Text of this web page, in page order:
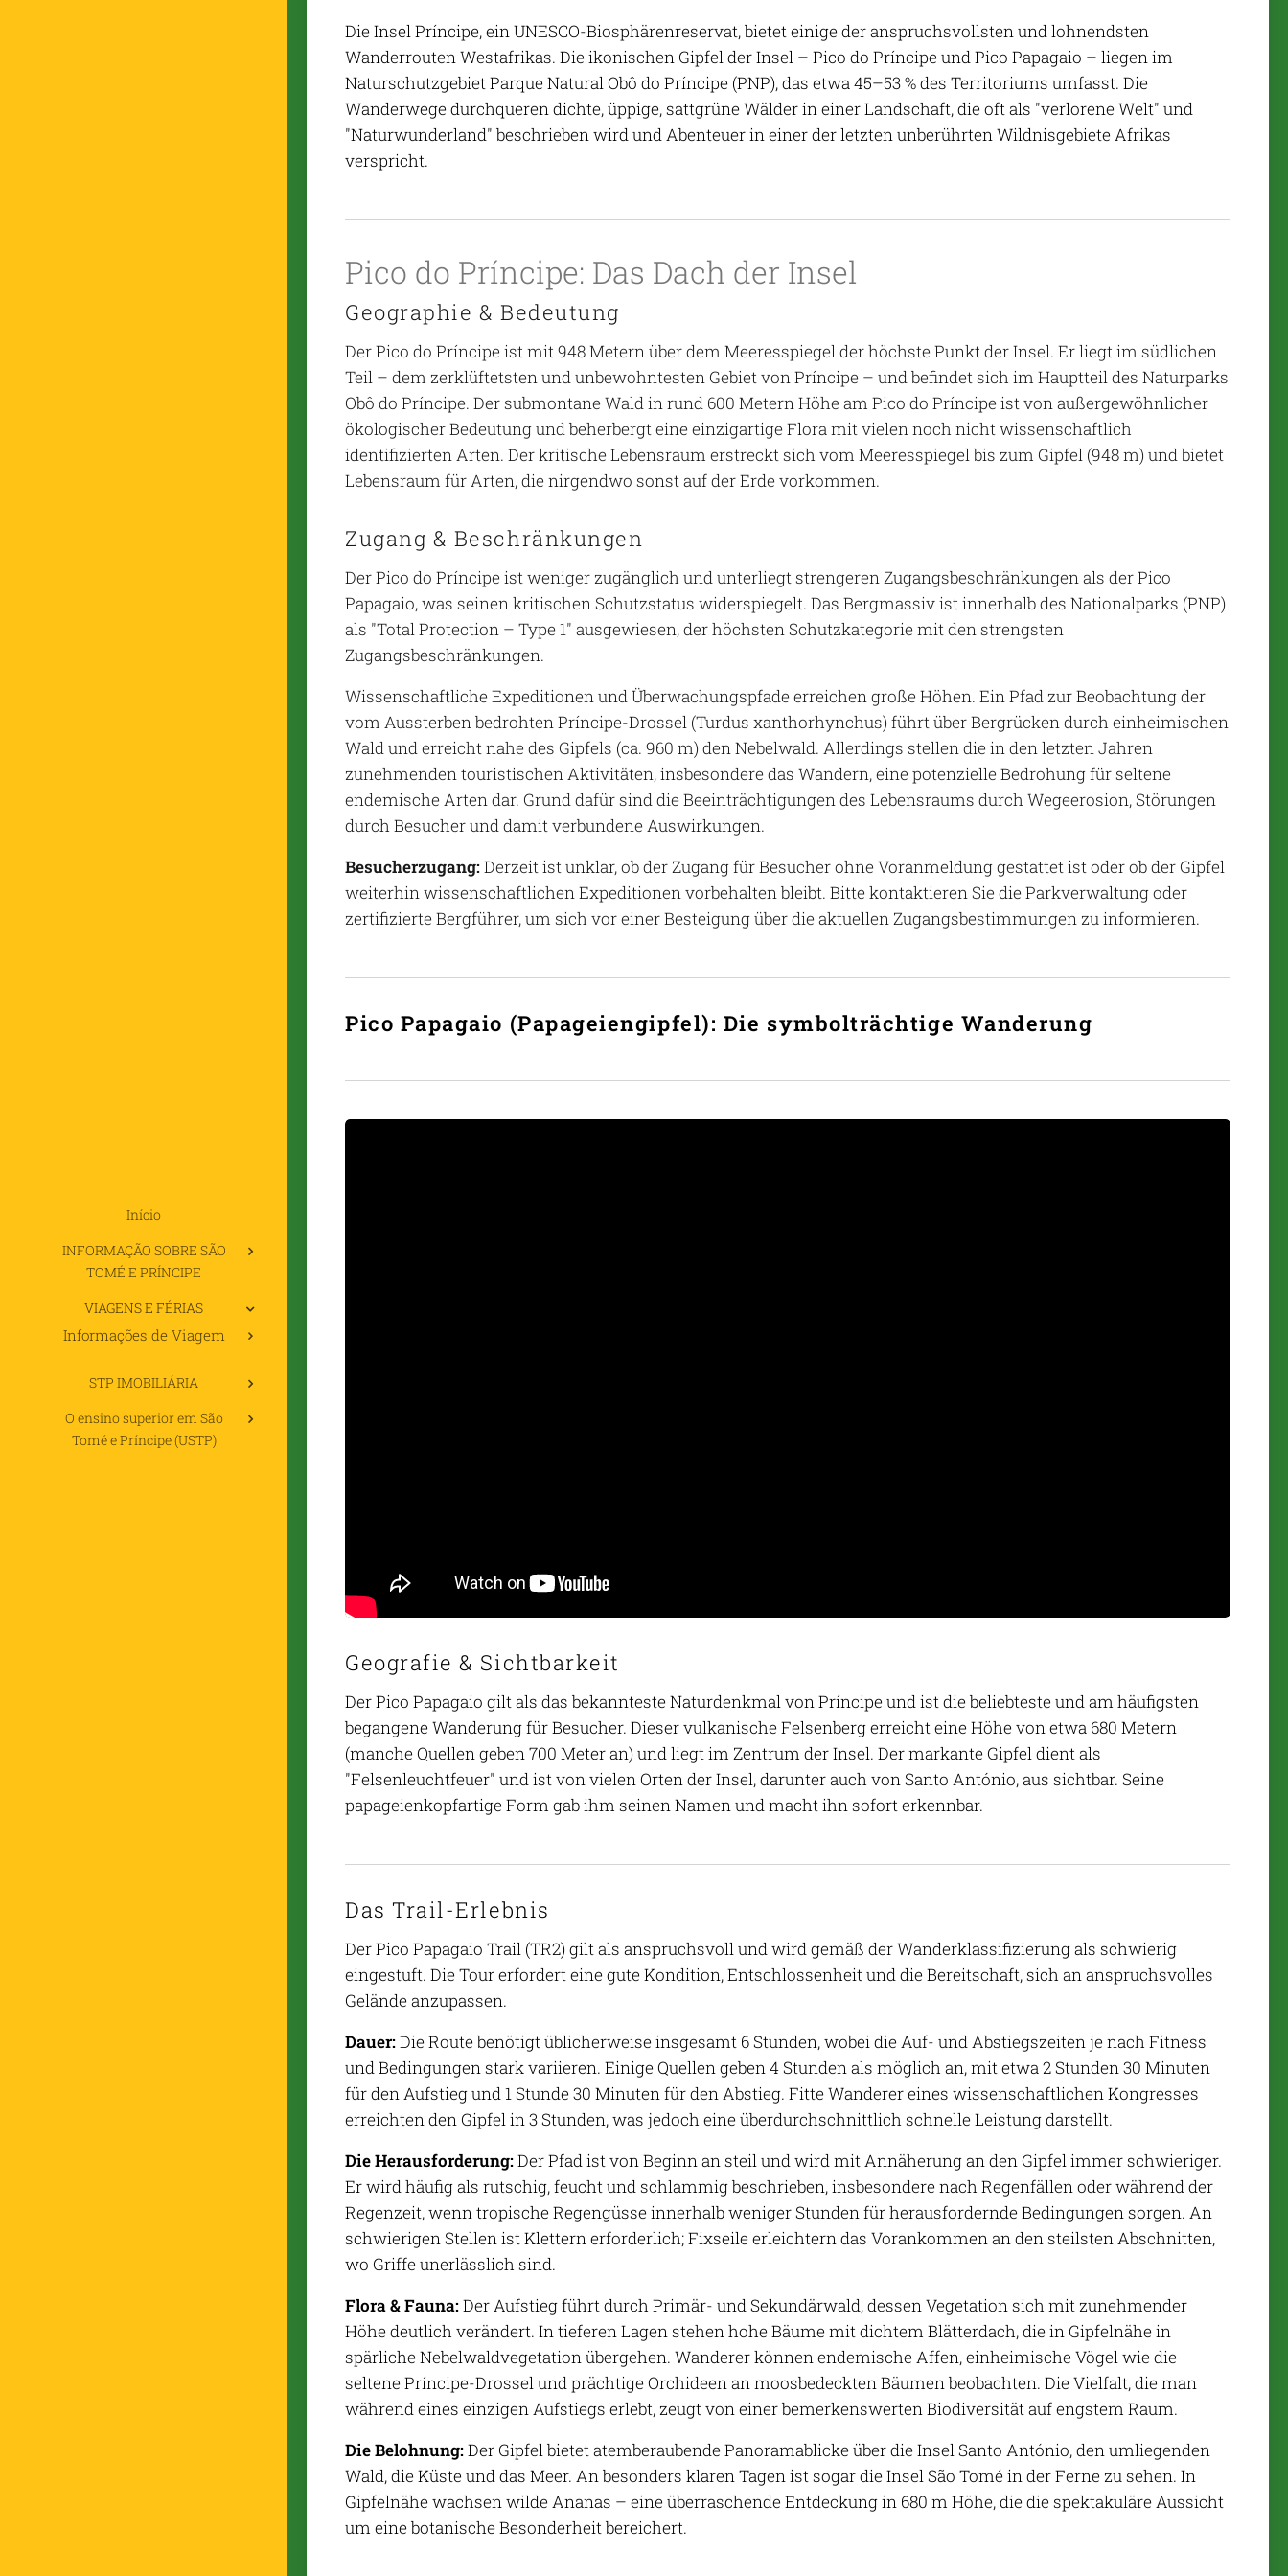
Início
INFORMAÇÃO SOBRE SÃO
TOMÉ E PRÍNCIPE
VIAGENS E FÉRIAS
Informações de Viagem
STP IMOBILIÁRIA
O ensino superior em São
Tomé e Príncipe (USTP)
Die Insel Príncipe, ein UNESCO-Biosphärenreservat, bietet einige der anspruchsvollsten und lohnendsten
Wanderrouten Westafrikas. Die ikonischen Gipfel der Insel – Pico do Príncipe und Pico Papagaio – liegen im
Naturschutzgebiet Parque Natural Obô do Príncipe (PNP), das etwa 45–53 % des Territoriums umfasst. Die
Wanderwege durchqueren dichte, üppige, sattgrüne Wälder in einer Landschaft, die oft als "verlorene Welt" und
"Naturwunderland" beschrieben wird und Abenteuer in einer der letzten unberührten Wildnisgebiete Afrikas
verspricht.
Pico do Príncipe: Das Dach der Insel
Geographie & Bedeutung
Der Pico do Príncipe ist mit 948 Metern über dem Meeresspiegel der höchste Punkt der Insel. Er liegt im südlichen
Teil – dem zerklüftetsten und unbewohntesten Gebiet von Príncipe – und befindet sich im Hauptteil des Naturparks
Obô do Príncipe. Der submontane Wald in rund 600 Metern Höhe am Pico do Príncipe ist von außergewöhnlicher
ökologischer Bedeutung und beherbergt eine einzigartige Flora mit vielen noch nicht wissenschaftlich
identifizierten Arten. Der kritische Lebensraum erstreckt sich vom Meeresspiegel bis zum Gipfel (948 m) und bietet
Lebensraum für Arten, die nirgendwo sonst auf der Erde vorkommen.
Zugang & Beschränkungen
Der Pico do Príncipe ist weniger zugänglich und unterliegt strengeren Zugangsbeschränkungen als der Pico
Papagaio, was seinen kritischen Schutzstatus widerspiegelt. Das Bergmassiv ist innerhalb des Nationalparks (PNP)
als "Total Protection – Type 1" ausgewiesen, der höchsten Schutzkategorie mit den strengsten
Zugangsbeschränkungen.
Wissenschaftliche Expeditionen und Überwachungspfade erreichen große Höhen. Ein Pfad zur Beobachtung der
vom Aussterben bedrohten Príncipe-Drossel (Turdus xanthorhynchus) führt über Bergrücken durch einheimischen
Wald und erreicht nahe des Gipfels (ca. 960 m) den Nebelwald. Allerdings stellen die in den letzten Jahren
zunehmenden touristischen Aktivitäten, insbesondere das Wandern, eine potenzielle Bedrohung für seltene
endemische Arten dar. Grund dafür sind die Beeinträchtigungen des Lebensraums durch Wegeerosion, Störungen
durch Besucher und damit verbundene Auswirkungen.
Besucherzugang:Derzeit ist unklar, ob der Zugang für Besucher ohne Voranmeldung gestattet ist oder ob der Gipfel
weiterhin wissenschaftlichen Expeditionen vorbehalten bleibt. Bitte kontaktieren Sie die Parkverwaltung oder
zertifizierte Bergführer, um sich vor einer Besteigung über die aktuellen Zugangsbestimmungen zu informieren.
Pico Papagaio (Papageiengipfel): Die symbolträchtige Wanderung
Geografie & Sichtbarkeit
Der Pico Papagaio gilt als das bekannteste Naturdenkmal von Príncipe und ist die beliebteste und am häufigsten
begangene Wanderung für Besucher. Dieser vulkanische Felsenberg erreicht eine Höhe von etwa 680 Metern
(manche Quellen geben 700 Meter an) und liegt im Zentrum der Insel. Der markante Gipfel dient als
"Felsenleuchtfeuer" und ist von vielen Orten der Insel, darunter auch von Santo António, aus sichtbar. Seine
papageienkopfartige Form gab ihm seinen Namen und macht ihn sofort erkennbar.
Das Trail-Erlebnis
Der Pico Papagaio Trail (TR2) gilt als anspruchsvoll und wird gemäß der Wanderklassifizierung als schwierig
eingestuft. Die Tour erfordert eine gute Kondition, Entschlossenheit und die Bereitschaft, sich an anspruchsvolles
Gelände anzupassen.
Dauer:Die Route benötigt üblicherweise insgesamt 6 Stunden, wobei die Auf- und Abstiegszeiten je nach Fitness
und Bedingungen stark variieren. Einige Quellen geben 4 Stunden als möglich an, mit etwa 2 Stunden 30 Minuten
für den Aufstieg und 1 Stunde 30 Minuten für den Abstieg. Fitte Wanderer eines wissenschaftlichen Kongresses
erreichten den Gipfel in 3 Stunden, was jedoch eine überdurchschnittlich schnelle Leistung darstellt.
Die Herausforderung:Der Pfad ist von Beginn an steil und wird mit Annäherung an den Gipfel immer schwieriger.
Er wird häufig als rutschig, feucht und schlammig beschrieben, insbesondere nach Regenfällen oder während der
Regenzeit, wenn tropische Regengüsse innerhalb weniger Stunden für herausfordernde Bedingungen sorgen. An
schwierigen Stellen ist Klettern erforderlich; Fixseile erleichtern das Vorankommen an den steilsten Abschnitten,
wo Griffe unerlässlich sind.
Flora & Fauna:Der Aufstieg führt durch Primär- und Sekundärwald, dessen Vegetation sich mit zunehmender
Höhe deutlich verändert. In tieferen Lagen stehen hohe Bäume mit dichtem Blätterdach, die in Gipfelnähe in
spärliche Nebelwaldvegetation übergehen. Wanderer können endemische Affen, einheimische Vögel wie die
seltene Príncipe-Drossel und prächtige Orchideen an moosbedeckten Bäumen beobachten. Die Vielfalt, die man
während eines einzigen Aufstiegs erlebt, zeugt von einer bemerkenswerten Biodiversität auf engstem Raum.
Die Belohnung:Der Gipfel bietet atemberaubende Panoramablicke über die Insel Santo António, den umliegenden
Wald, die Küste und das Meer. An besonders klaren Tagen ist sogar die Insel São Tomé in der Ferne zu sehen. In
Gipfelnähe wachsen wilde Ananas – eine überraschende Entdeckung in 680 m Höhe, die die spektakuläre Aussicht
um eine botanische Besonderheit bereichert.